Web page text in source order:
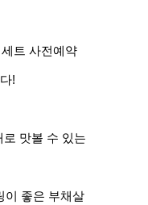
트 사전예약
!
맛볼 수 있는
이 좋은 부채살